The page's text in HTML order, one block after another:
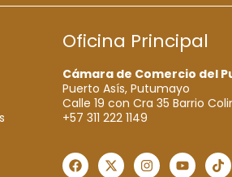
Oficina Principal
Cámara de Comercio del
Puerto Asís, Putumayo
Calle 19 con Cra 35 Barrio
+57 311 222 1149